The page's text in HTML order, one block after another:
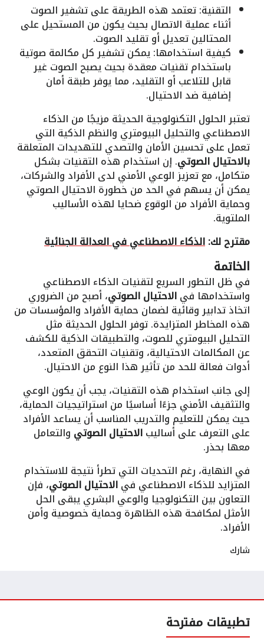
التقنية: تعتمد هذه الطريقة على تشفير الصوت
أثناء عملية الاتصال بحيث يكون من المستحيل على
المحتالين تعديل أو تقليد الصوت.
كيفية استخدامها: يمكن تشفير كل مكالمة صوتية
باستخدام تقنيات معقدة بحيث يصبح الصوت غير
قابل للتلاعب أو التقليد، مما يوفر طبقة أمان
إضافية ضد الاحتيال.
تعتبر الحلول التكنولوجية الحديثة مزيجًا من الذكاء
الاصطناعي والتحليل البيومتري والنظم الذكية التي
تعمل على تحسين الأمان والتصدي للتهديدات المتعلقة
بالاحتيال الصوتي. إن استخدام هذه التقنيات بشكل
متكامل، مع تعزيز الوعي الأمني لدى الأفراد والشركات،
يمكن أن يسهم في الحد من خطورة الاحتيال الصوتي
وحماية الأفراد من الوقوع ضحايا لهذه الأساليب
الملتوية.
مقترح لك:الذكاء الاصطناعي في العدالة الجنائية
الخاتمة
في ظل التطور السريع لتقنيات الذكاء الاصطناعي
واستخدامها فيالاحتيال الصوتي، أصبح من الضروري
اتخاذ تدابير وقائية لضمان حماية الأفراد والمؤسسات من
هذه المخاطر المتزايدة. توفر الحلول الحديثة مثل
التحليل البيومتري للصوت، والتطبيقات الذكية للكشف
عن المكالمات الاحتيالية، وتقنيات التحقق المتعدد،
أدوات فعالة للحد من تأثير هذا النوع من الاحتيال.
إلى جانب استخدام هذه التقنيات، يجب أن يكون الوعي
والتثقيف الأمني جزءًا أساسيًا من استراتيجيات الحماية،
حيث يمكن للتعليم والتدريب المناسب أن يساعد الأفراد
على التعرف على أساليبالاحتيال الصوتي والتعامل
معها بحذر.
في النهاية، رغم التحديات التي تطرأ نتيجة للاستخدام
المتزايد للذكاء الاصطناعي فيالاحتيال الصوتي، فإن
التعاون بين التكنولوجيا والوعي البشري يبقى الحل
الأمثل لمكافحة هذه الظاهرة وحماية خصوصية وأمن
الأفراد.
شارك
تطبيقات مفترحة